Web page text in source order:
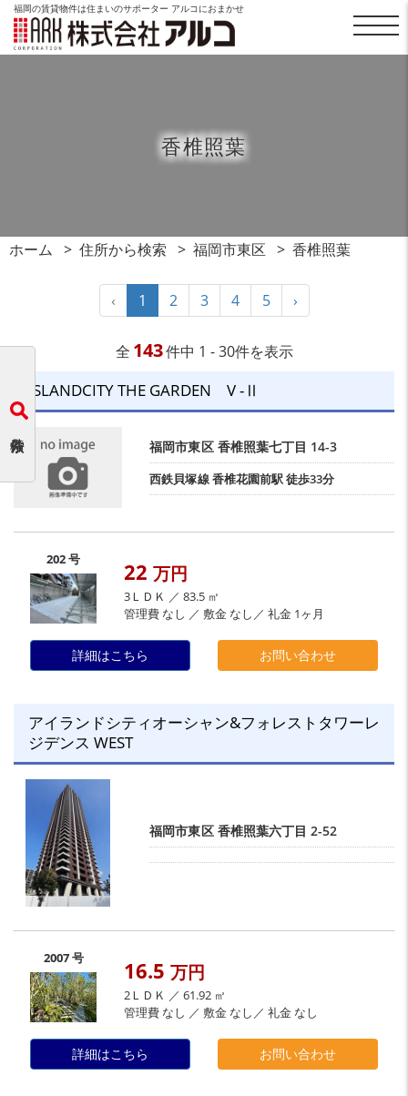
福岡の賃貸物件は住まいのサポーター アルコにおまかせ
香椎照葉
ホーム 住所から検索 福岡市東区 香椎照葉
‹ 1 2 3 4 5 ›
全 143件中 1 - 30件を表示
ISLANDCITY THE GARDEN V -Ⅱ
福岡市東区 香椎照葉七丁目 14-3
西鉄貝塚線香椎花園前駅徒歩33分
202 号 22 万円
3ＬＤＫ ／ 83.5 ㎡
管理費 なし ／ 敷金 なし／ 礼金 1ヶ月
詳細はこちら お問い合わせ
アイランドシティオーシャン&フォレストタワーレ
ジデンス WEST
福岡市東区 香椎照葉六丁目 2-52
2007 号 16.5 万円
2ＬＤＫ ／ 61.92 ㎡
管理費 なし ／ 敷金 なし／ 礼金 なし
詳細はこちら お問い合わせ